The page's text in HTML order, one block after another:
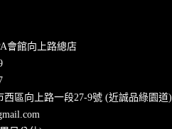
會館向上路總店
西區向上路一段27-9號 (近誠品綠園道)